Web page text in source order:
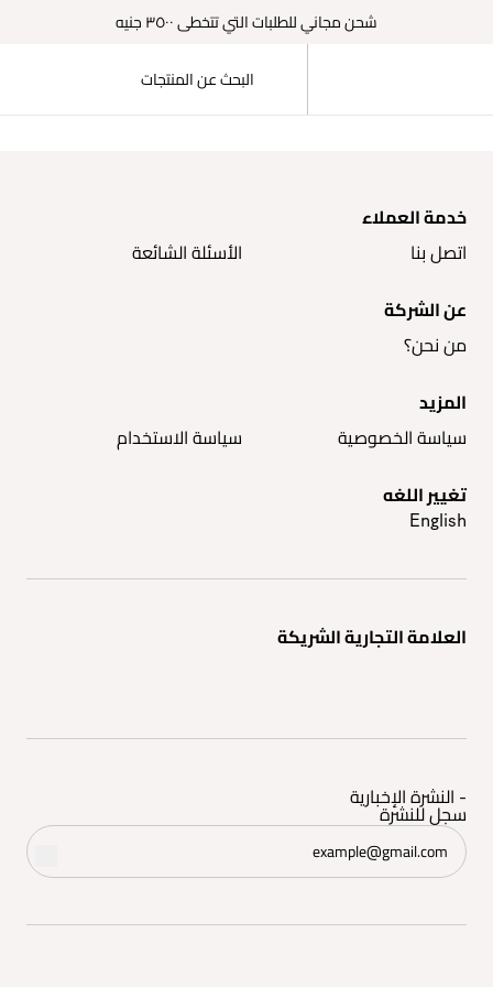
شحن مجاني للطلبات التي تتخطى ٣٥٠٠ جنيه
خدمة العملاء
اتصل بنا
الأسئلة الشائعة
عن الشركة
من نحن؟
المزيد
سياسة الخصوصية
سياسة الاستخدام
تغيير اللغه
English
العلامة التجارية الشريكة
- النشرة الإخبارية
سجل للنشرة